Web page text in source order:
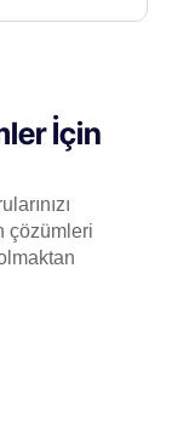
İçin
çözümleri